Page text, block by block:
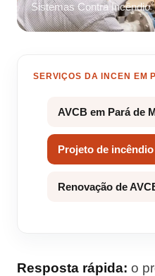
Sistemas Contra Incêndio
SERVIÇOS DA INCEN EM
AVCB em Pará de
Projeto de incêndio
Renovação de
Resposta rápida: o